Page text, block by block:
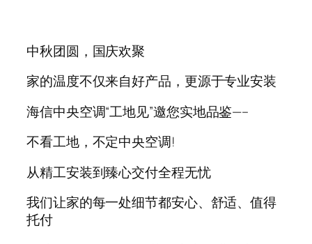
中秋团圆，国庆欢聚
家的温度不仅来自好产品，更源于专业安装
海信中央空调“工地见”邀您实地品鉴—–
不看工地，不定中央空调!
从精工安装到臻心交付全程无忧
我们让家的每一处细节都安心、舒适、值得
托付